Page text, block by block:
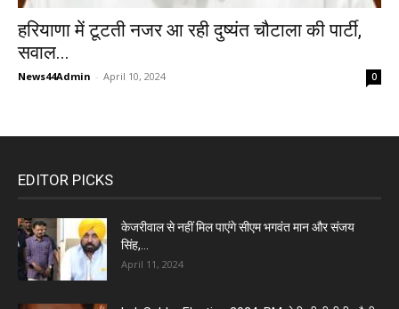
हरियाणा में टूटती नजर आ रही दुष्यंत चौटाला की पार्टी,
सवाल...
News44Admin - April 10, 2024 0
EDITOR PICKS
केजरीवाल से नहीं मिल पाएंगे सीएम भगवंत मान और संजय
सिंह,...
April 11, 2024